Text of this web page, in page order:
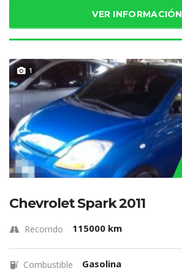
VER INFORMACIÓN
1
Chevrolet Spark 2011
Recorrido 115000 km
Combustible Gasolina